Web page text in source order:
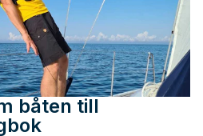
båten till